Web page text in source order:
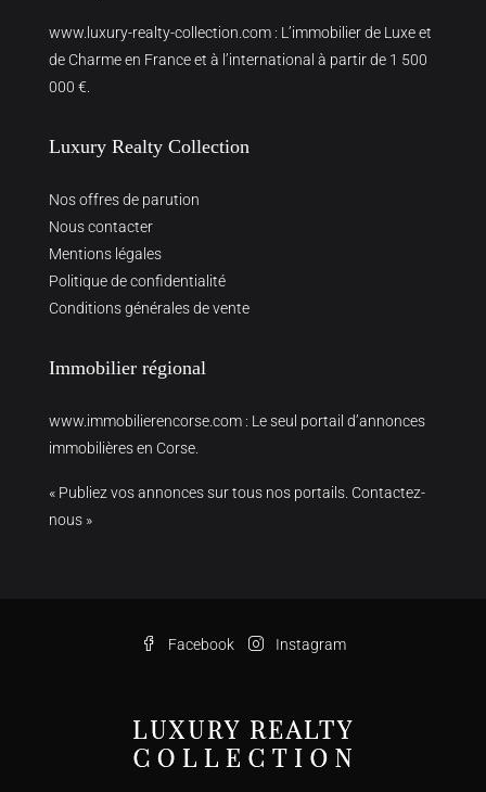
www.luxury-realty-collection.com : L’immobilier de Luxe et
de Charme en France et à l’international à partir de 1 500
000 €.
Luxury Realty Collection
Nos offres de parution
Nous contacter
Mentions légales
Politique de confidentialité
Conditions générales de vente
Immobilier régional
www.immobilierencorse.com : Le seul portail d’annonces
immobilières en Corse.
« Publiez vos annonces sur tous nos portails. Contactez-
nous »
Facebook Instagram